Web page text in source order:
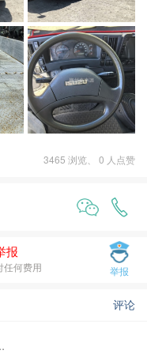
3465 浏览、 0 人点赞
报
任何费用 举报
评论